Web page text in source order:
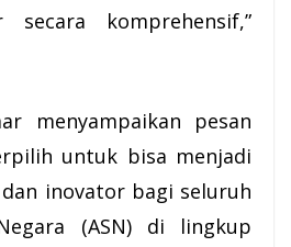
komprehensif,”
menyampaikan pesan
untuk bisa menjadi
inovator bagi seluruh
(ASN) di lingkup